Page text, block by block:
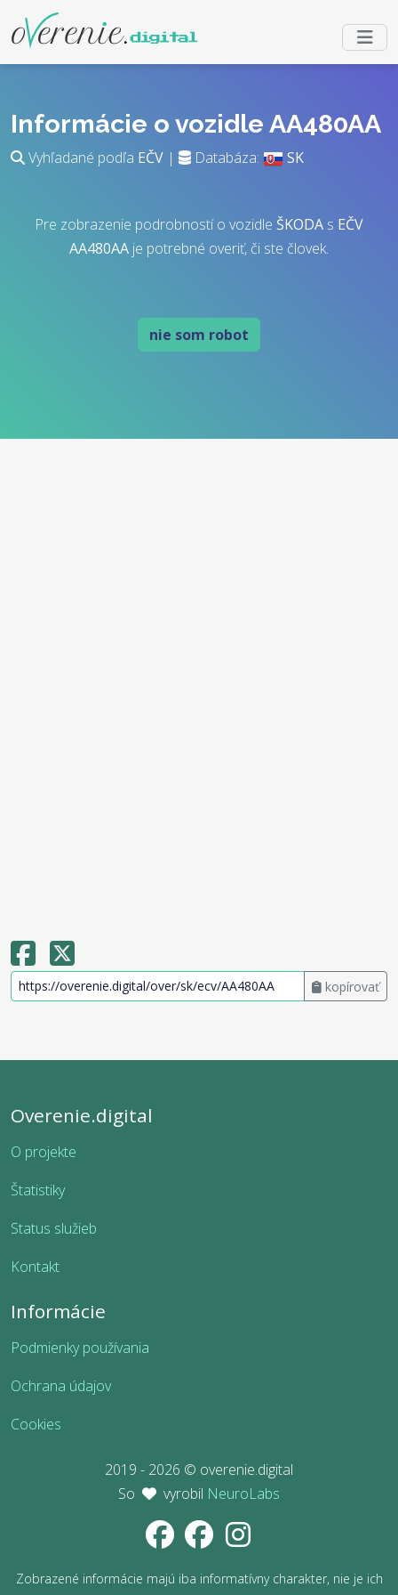
Informácie o vozidle AA480AA
Vyhľadané podľa EČV | Databáza: SK
Pre zobrazenie podrobností o vozidle ŠKODA s EČV
AA480AA je potrebné overiť, či ste človek.
nie som robot
kopírovať
Overenie.digital
O projekte
Štatistiky
Status služieb
Kontakt
Informácie
Podmienky používania
Ochrana údajov
Cookies
2019 - 2026 © overenie.digital
So
vyrobil NeuroLabs
Zobrazené informácie majú iba informatívny charakter, nie je ich